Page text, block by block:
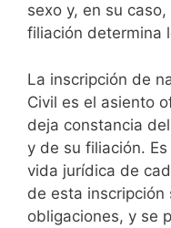
sexo y, en su
filiación determina
La inscripción de
Civil es el asiento
deja constancia
y de su filiación.
vida jurídica de
de esta inscripción
obligaciones, y se